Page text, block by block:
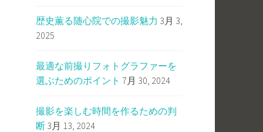
歴史薫る随心院での撮影魅力 3月 3,
2025
最適な前撮りフォトグラファーを
選ぶためのポイント 7月 30, 2024
撮影を楽しむ時間を作るための判
断 3月 13, 2024